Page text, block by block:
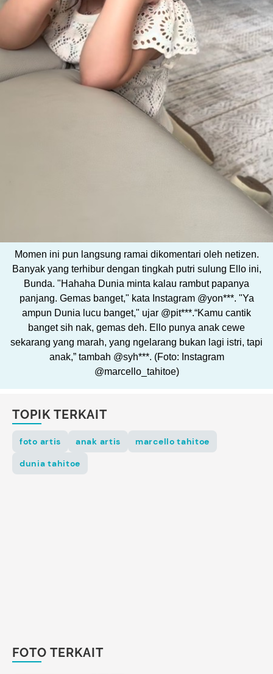
Momen ini pun langsung ramai dikomentari oleh netizen.
Banyak yang terhibur dengan tingkah putri sulung Ello ini,
Bunda. "Hahaha Dunia minta kalau rambut papanya
panjang. Gemas banget," kata Instagram @yon***. "Ya
ampun Dunia lucu banget," ujar @pit***.“Kamu cantik
banget sih nak, gemas deh. Ello punya anak cewe
sekarang yang marah, yang ngelarang bukan lagi istri, tapi
anak,” tambah @syh***. (Foto: Instagram
@marcello_tahitoe)
TOPIK TERKAIT
foto artis anak artis
marcello tahitoe
dunia tahitoe
FOTO TERKAIT